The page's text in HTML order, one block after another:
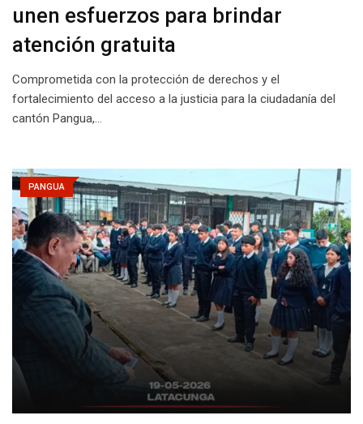
unen esfuerzos para brindar
atención gratuita
Comprometida con la protección de derechos y el
fortalecimiento del acceso a la justicia para la ciudadanía del
cantón Pangua,…
PANGUA